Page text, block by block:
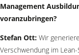
Management
voranzubringen?
Stefan Ott: Wir
Verschwendung im